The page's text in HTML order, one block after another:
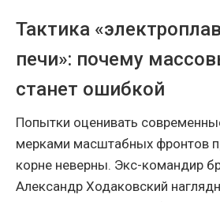
Тактика
печи»: почему
станет ошибкой
Попытки оценивать
мерками масштабных фронтов
корне неверны. Экс-командир
Александр Ходаковский